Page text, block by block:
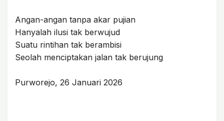
Angan-angan tanpa akar pujian
Hanyalah ilusi tak berwujud
Suatu rintihan tak berambisi
Seolah menciptakan jalan tak berujung
Purworejo, 26 Januari 2026